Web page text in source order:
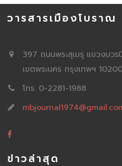
วารสารเมืองโบราณ
397 ถนนพระสุเมรุ แขวงบวร
เขตพระนคร กรุงเทพฯ
โทร. 0-2281-1988
ข่าวล่าสุด